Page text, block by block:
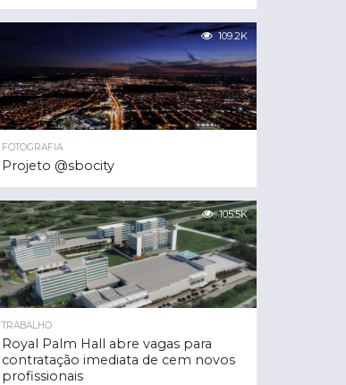
109.2K
FOTOGRAFIA
Projeto @sbocity
105.5K
TRABALHO
Royal Palm Hall abre vagas para
contratação imediata de cem novos
profissionais